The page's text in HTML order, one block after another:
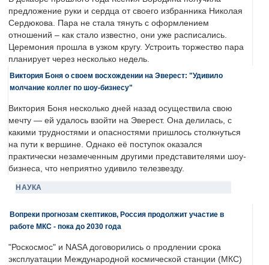
предложение руки и сердца от своего избранника Николая
Сердюкова. Пара не стала тянуть с оформлением
отношений – как стало известно, они уже расписались.
Церемония прошла в узком кругу. Устроить торжество пара
планирует через несколько недель.
Виктория Боня о своем восхождении на Эверест: "Удивило
молчание коллег по шоу-бизнесу"
Виктория Боня несколько дней назад осуществила свою
мечту — ей удалось взойти на Эверест. Она делилась, с
какими трудностями и опасностями пришлось столкнуться
на пути к вершине. Однако её поступок оказался
практически незамеченным другими представителями шоу-
бизнеса, что неприятно удивило телезвезду.
НАУКА
Вопреки прогнозам скептиков, Россия продолжит участие в
работе МКС - пока до 2030 года
"Роскосмос" и NASA договорились о продлении срока
эксплуатации Международной космической станции (МКС)